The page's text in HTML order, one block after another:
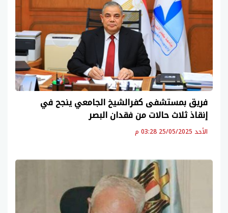
فريق بمستشفى كفرالشيخ الجامعي ينجح في
إنقاذ ثلاث حالات من فقدان البصر
الأحد 25/05/2025 03:28 م